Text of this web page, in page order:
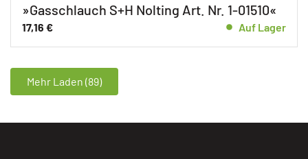
»Gasschlauch S+H Nolting Art. Nr. 1-01510«
17,16 € Auf Lager
Mehr Laden (89)